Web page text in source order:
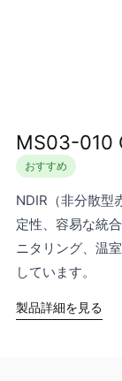
MS03-010
おすすめ
NDIR（非分散型
定性、容易な統
ニタリング、温
しています。
製品詳細を見る